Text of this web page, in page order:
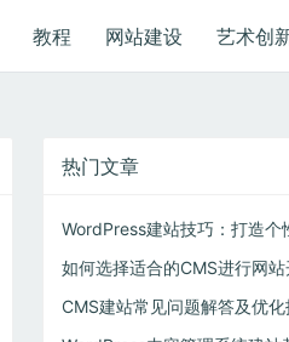
教程 网站建设 艺术创
热门文章
WordPress建站技巧：打造个
如何选择适合的CMS进行网
CMS建站常见问题解答及优